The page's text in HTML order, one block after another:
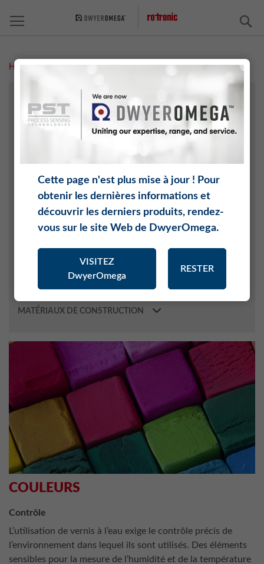
Home Couleurs
COULEURS
Contrôle
L’utilisation de vernis à l’eau exige le contrôle précis de
l’environnement dans lequel ils sont utilisés. Des éléments
sensibles pour la mesure de l’humidité et de la température
TECHNOLOGIE AGRICOLE
ARCHIVE/EXPOSITIONS
INTERNET DES OBJETS (IOT)
GÉNIE CLIMATIQUE
MÉTÉOROLOGIE
MATÉRIAUX DE CONSTRUCTION
Cette page n'est plus mise à jour ! Pour
obtenir les dernières informations et
découvrir les derniers produits, rendez-
vous sur le site Web de DwyerOmega.
VISITEZ
DwyerOmega
RESTER